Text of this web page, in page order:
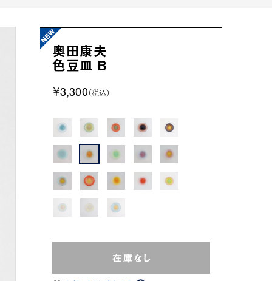
奥田康夫
色豆皿 B
￥3,300（税込）